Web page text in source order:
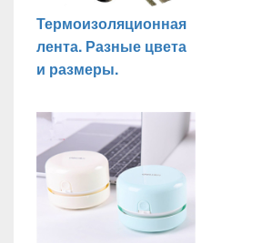
Термоизоляционная
лента. Разные цвета
и размеры.